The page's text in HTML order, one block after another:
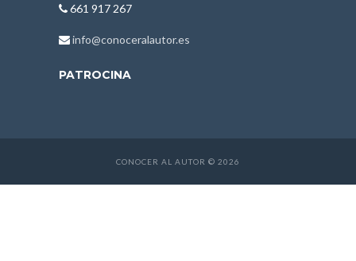
661 917 267
info@conoceralautor.es
PATROCINA
CONOCER AL AUTOR © 2026